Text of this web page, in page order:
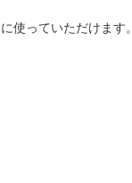
使っていただけます。